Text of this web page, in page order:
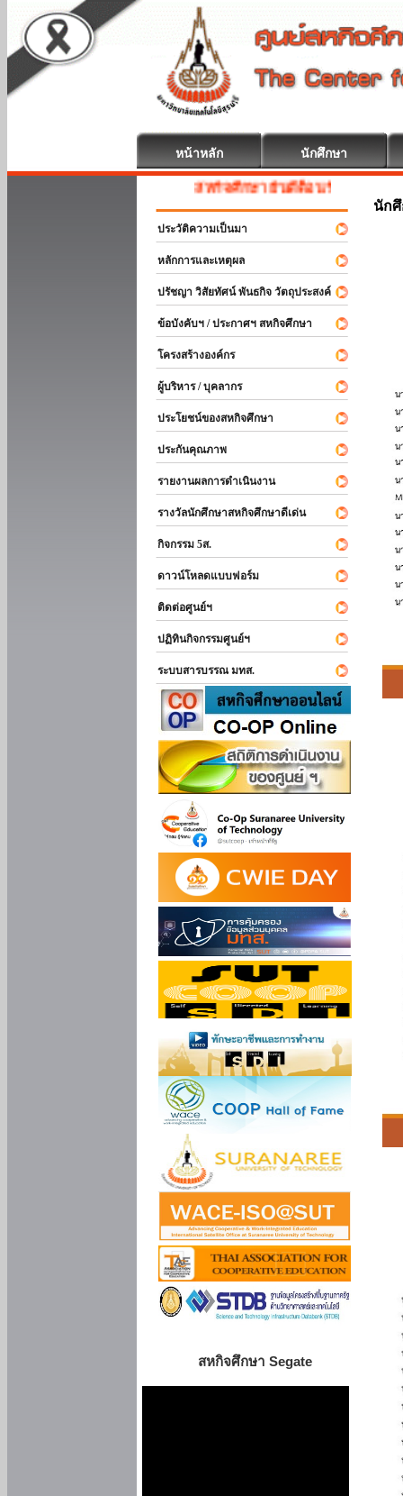
หน้าหลัก นักศึกษา
สหกิจศึกษา ยินดีต้อนรับ
ประวัติความเป็นมา
หลักการและเหตุผล
ปรัชญา วิสัยทัศน์ พันธกิจ วัตถุประสงค์
ข้อบังคับฯ / ประกาศฯ สหกิจศึกษา
โครงสร้างองค์กร
ผู้บริหาร / บุคลากร
ประโยชน์ของสหกิจศึกษา
ประกันคุณภาพ
รายงานผลการดำเนินงาน
รางวัลนักศึกษาสหกิจศึกษาดีเด่น
กิจกรรม 5ส.
ดาวน์โหลดแบบฟอร์ม
ติดต่อศูนย์ฯ
ปฏิทินกิจกรรมศูนย์ฯ
ระบบสารบรรณ มทส.
สหกิจศึกษา Segate
นัก